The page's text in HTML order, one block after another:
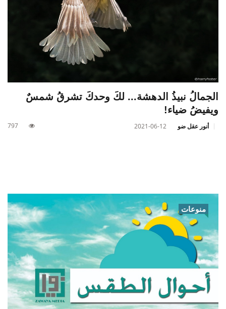
الجمالُ نبيذُ الدهشة... لكَ وحدكَ تشرقُ شمسٌ
ويفيضُ ضياء!
أنور عقل ضو 2021-06-12
797
منوعات